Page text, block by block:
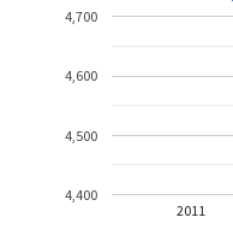
2011
4,400
4,500
4,600
4,700